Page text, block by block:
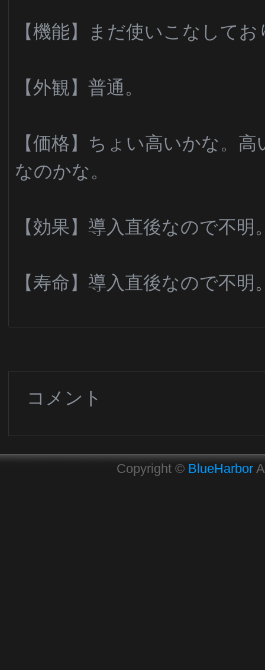
【機能】まだ使いこなして
【外観】普通。
【価格】ちょい高いかな。
なのかな。
【効果】導入直後なので不明
【寿命】導入直後なので不明
コメント
Copyright © BlueHarbor